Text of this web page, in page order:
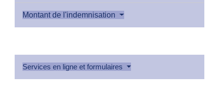
Montant de l'indemnisation
Services en ligne et formulaires